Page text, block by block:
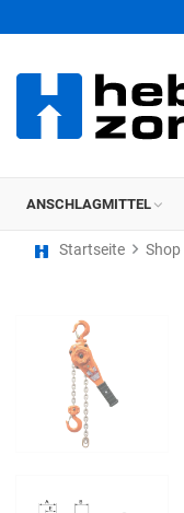
ANSCHLAGMITTEL
Startseite Shop